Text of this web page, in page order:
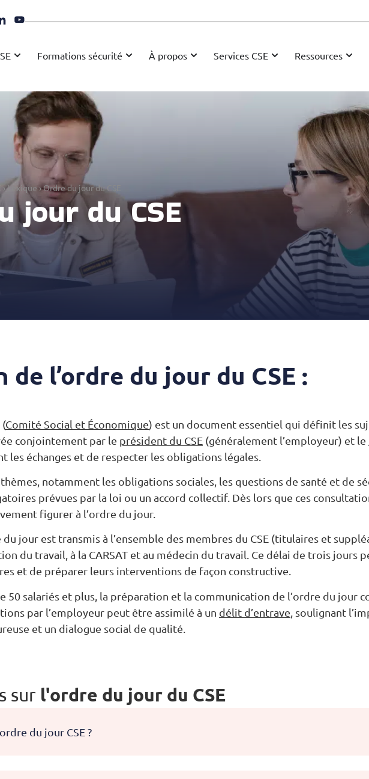
Formations sécurité À propos Services CSE Ressources
›Lexique ›Ordre du jour du CSE
jour du CSE
l’ordre du jour du CSE :
(Comité Social et Économique) est un document essentiel qui définit les
conjointement par le président du CSE (généralement l’employeur) et le
les échanges et de respecter les obligations légales.
notamment les obligations sociales, les questions de santé et de
prévues par la loi ou un accord collectif. Dès lors que ces
figurer à l’ordre du jour.
jour est transmis à l’ensemble des membres du CSE (titulaires et
du travail, à la CARSAT et au médecin du travail. Ce délai de trois jours
et de préparer leurs interventions de façon constructive.
50 salariés et plus, la préparation et la communication de l’ordre du jour
par l’employeur peut être assimilé à un délit d’entrave , soulignant
et un dialogue social de qualité.
sur l'ordre du jour du CSE
du jour CSE ?